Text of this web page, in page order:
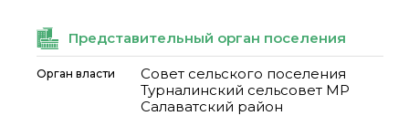
Представительный орган поселения
Орган власти
Совет сельского поселения
Турналинский сельсовет МР
Салаватский район